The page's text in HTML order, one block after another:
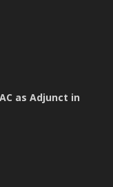
as Adjunct in